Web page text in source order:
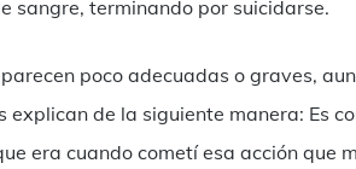
sangre, terminando por suicidarse.
poco adecuadas o graves,
explican de la siguiente manera: Es
era cuando cometí esa acción que